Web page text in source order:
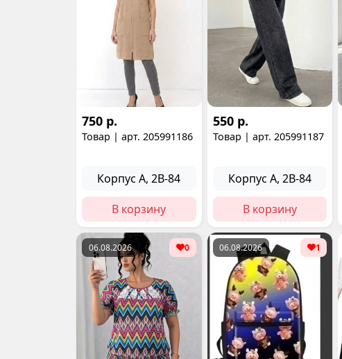
750 р.
Товар | арт. 205991186
Корпус А, 2В-84
В корзину
550 р.
Товар | арт. 205991187
Корпус А, 2В-84
В корзину
06.08.2026 0 06.08.2026 1